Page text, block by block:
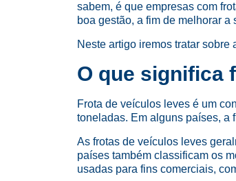
sabem, é que empresas com
boa gestão, a fim de melhorar
Neste artigo iremos tratar
O que significa
Frota de veículos leves é um
toneladas. Em alguns países, a
As frotas de veículos leves
países também classificam os
usadas para fins comerciais,